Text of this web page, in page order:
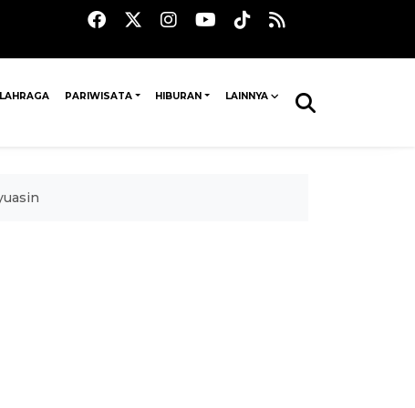
PARIWISATA HIBURAN LAINNYA